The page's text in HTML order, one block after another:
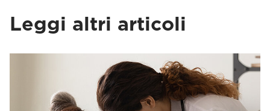
Leggi altri articoli